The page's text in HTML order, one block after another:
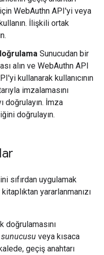
WebAuthn API'yi veya
İlişkili ortak
Sunucudan bir
alın ve WebAuthn API
kullanarak kullanıcının
imzalamasını
doğrulayın. İmza
doğrulayın.
sıfırdan uygulamak
yararlanmanızı
doğrulamasını
sunucusu veya kısaca
geçiş anahtarı